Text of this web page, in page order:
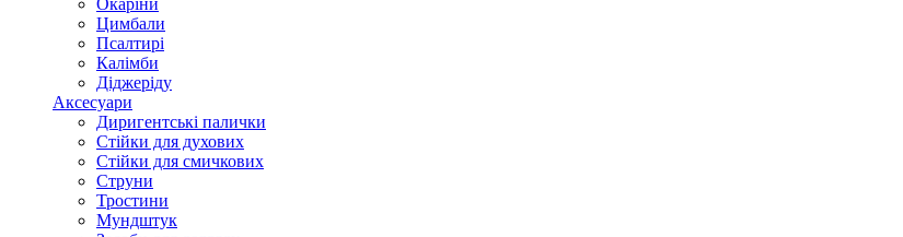
Окаріни
Цимбали
Псалтирі
Калімби
Діджеріду
Аксесуари
Диригентські палички
Стійки для духових
Стійки для смичкових
Струни
Тростини
Мундштук